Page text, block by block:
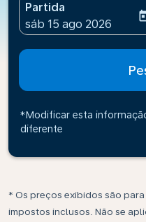
Partida
fc-booking-
sáb 15 ago 2026
*Modificar esta
diferente
* Os preços exibidos são para
impostos inclusos. Não se